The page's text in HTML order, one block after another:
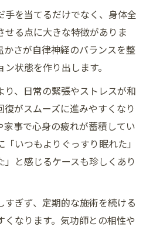
手を当てるだけでなく、身体全
せる点に大きな特徴がありま
かさが自律神経のバランスを整
状態を作り出します。
り、日常の緊張やストレスが和
がスムーズに進みやすくなり
家事で心身の疲れが蓄積してい
いつもよりぐっすり眠れた」
」と感じるケースも珍しくあり
すぎず、定期的な施術を続ける
くなります。気功師との相性や